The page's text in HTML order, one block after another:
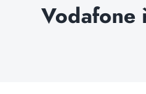
Vodafone